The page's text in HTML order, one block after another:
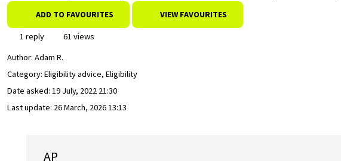
ADD TO FAVOURITES VIEW FAVOURITES
1 reply
61 views
Author: Adam R.
Category: Eligibility advice, Eligibility
Date asked: 19 July, 2022 21:30
Last update: 26 March, 2026 13:13
AP